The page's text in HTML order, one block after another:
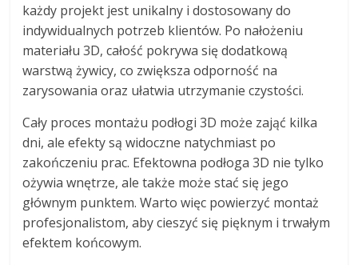
każdy projekt jest unikalny i dostosowany do
indywidualnych potrzeb klientów. Po nałożeniu
materiału 3D, całość pokrywa się dodatkową
warstwą żywicy, co zwiększa odporność na
zarysowania oraz ułatwia utrzymanie czystości.
Cały proces montażu podłogi 3D może zająć kilka
dni, ale efekty są widoczne natychmiast po
zakończeniu prac. Efektowna podłoga 3D nie tylko
ożywia wnętrze, ale także może stać się jego
głównym punktem. Warto więc powierzyć montaż
profesjonalistom, aby cieszyć się pięknym i trwałym
efektem końcowym.